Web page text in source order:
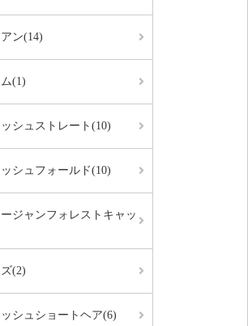
ン(14)
(1)
シュストレート(10)
シュフォールド(10)
ジャンフォレストキャッ
(2)
シュショートヘア(6)